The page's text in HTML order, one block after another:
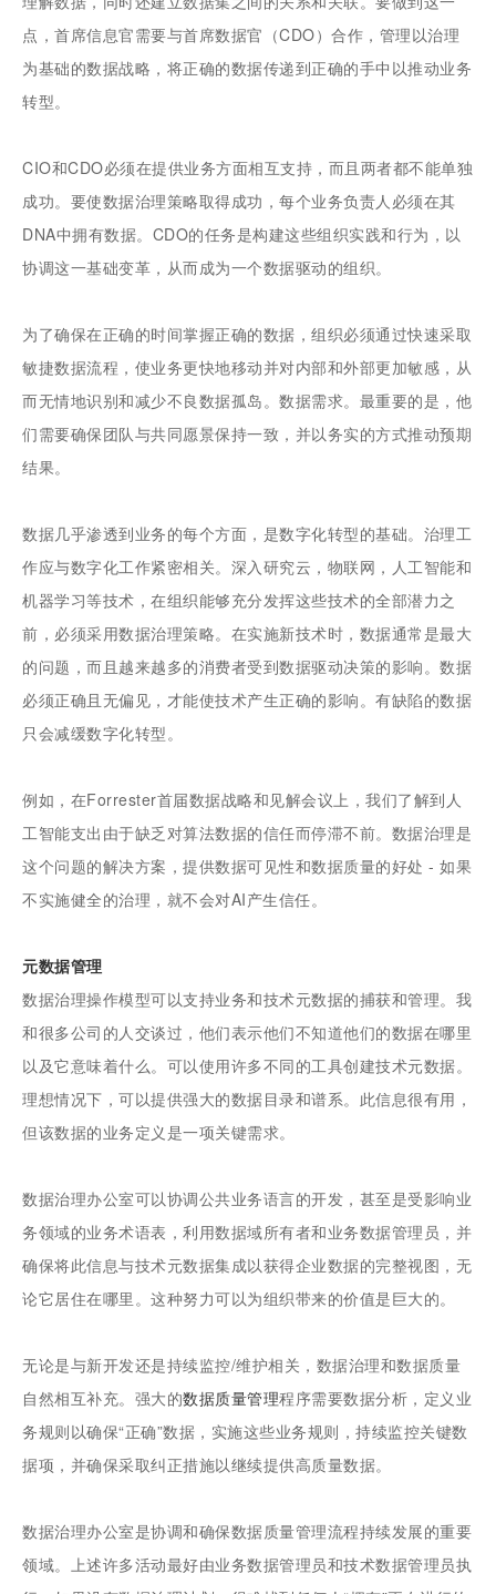
点，首席信息官需要与首席数据官（CDO）合作，管理以治理
为基础的数据战略，将正确的数据传递到正确的手中以推动业务
转型。
CIO和CDO必须在提供业务方面相互支持，而且两者都不能单独
成功。要使数据治理策略取得成功，每个业务负责人必须在其
DNA中拥有数据。CDO的任务是构建这些组织实践和行为，以
协调这一基础变革，从而成为一个数据驱动的组织。
为了确保在正确的时间掌握正确的数据，组织必须通过快速采取
敏捷数据流程，使业务更快地移动并对内部和外部更加敏感，从
而无情地识别和减少不良数据孤岛。数据需求。最重要的是，他
们需要确保团队与共同愿景保持一致，并以务实的方式推动预期
结果。
数据几乎渗透到业务的每个方面，是数字化转型的基础。治理工
作应与数字化工作紧密相关。深入研究云，物联网，人工智能和
机器学习等技术，在组织能够充分发挥这些技术的全部潜力之
前，必须采用数据治理策略。在实施新技术时，数据通常是最大
的问题，而且越来越多的消费者受到数据驱动决策的影响。数据
必须正确且无偏见，才能使技术产生正确的影响。有缺陷的数据
只会减缓数字化转型。
例如，在Forrester首届数据战略和见解会议上，我们了解到人
工智能支出由于缺乏对算法数据的信任而停滞不前。数据治理是
这个问题的解决方案，提供数据可见性和数据质量的好处 - 如果
不实施健全的治理，就不会对AI产生信任。
元数据管理
数据治理操作模型可以支持业务和技术元数据的捕获和管理。我
和很多公司的人交谈过，他们表示他们不知道他们的数据在哪里
以及它意味着什么。可以使用许多不同的工具创建技术元数据。
理想情况下，可以提供强大的数据目录和谱系。此信息很有用，
但该数据的业务定义是一项关键需求。
数据治理办公室可以协调公共业务语言的开发，甚至是受影响业
务领域的业务术语表，利用数据域所有者和业务数据管理员，并
确保将此信息与技术元数据集成以获得企业数据的完整视图，无
论它居住在哪里。这种努力可以为组织带来的价值是巨大的。
无论是与新开发还是持续监控/维护相关，数据治理和数据质量
自然相互补充。强大的数据质量管理程序需要数据分析，定义业
务规则以确保“正确”数据，实施这些业务规则，持续监控关键数
据项，并确保采取纠正措施以继续提供高质量数据。
数据治理办公室是协调和确保数据质量管理流程持续发展的重要
领域。上述许多活动最好由业务数据管理员和技术数据管理员执